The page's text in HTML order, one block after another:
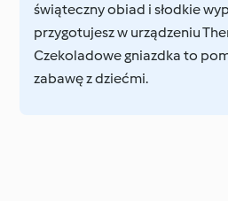
świąteczny obiad i słodkie
przygotujesz w urządzeniu
Czekoladowe gniazdka to
zabawę z dziećmi.